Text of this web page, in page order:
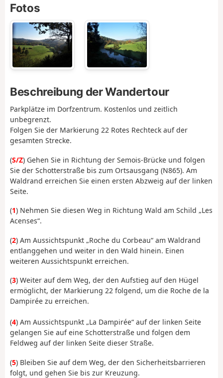
Fotos
Beschreibung der Wandertour
Parkplätze im Dorfzentrum. Kostenlos und zeitlich
unbegrenzt.
Folgen Sie der Markierung 22 Rotes Rechteck auf der
gesamten Strecke.
(S/Z) Gehen Sie in Richtung der Semois-Brücke und folgen
Sie der Schotterstraße bis zum Ortsausgang (N865). Am
Waldrand erreichen Sie einen ersten Abzweig auf der linken
Seite.
(1) Nehmen Sie diesen Weg in Richtung Wald am Schild „Les
Acenses“.
(2) Am Aussichtspunkt „Roche du Corbeau“ am Waldrand
entlanggehen und weiter in den Wald hinein. Einen
weiteren Aussichtspunkt erreichen.
(3) Weiter auf dem Weg, der den Aufstieg auf den Hügel
ermöglicht, der Markierung 22 folgend, um die Roche de la
Dampirée zu erreichen.
(4) Am Aussichtspunkt „La Dampirée“ auf der linken Seite
gelangen Sie auf eine Schotterstraße und folgen dem
Feldweg auf der linken Seite dieser Straße.
(5) Bleiben Sie auf dem Weg, der den Sicherheitsbarrieren
folgt, und gehen Sie bis zur Kreuzung.